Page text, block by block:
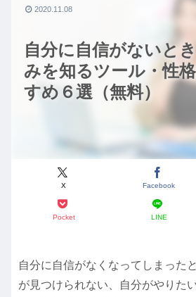
自分に自信がないと
みを知るツール・性
すめ６選（無料）
X Facebook
Pocket LINE
2020.11.08
自分に自信がなくなってしまった
が見つけられない、自分がやりた